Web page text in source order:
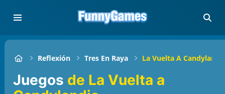
Reflexión Tres En Raya La Vuelta A
Juegos de La Vuelta a